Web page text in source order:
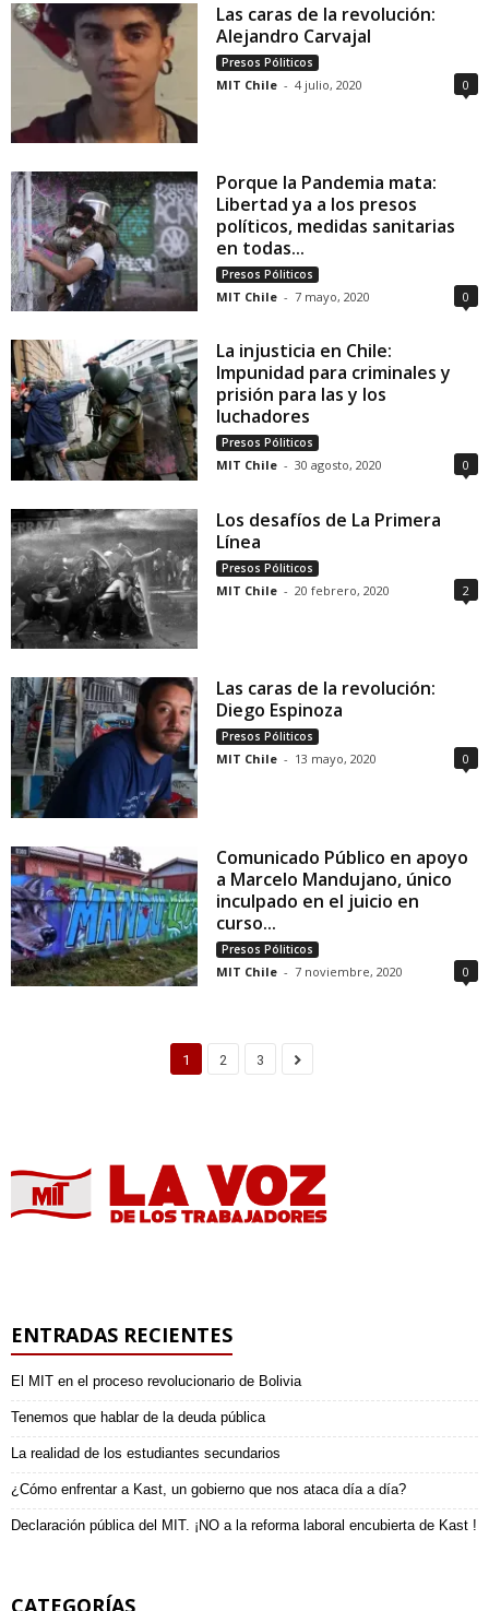
Las caras de la revolución:
Alejandro Carvajal
Presos Póliticos
MIT Chile - 4 julio, 2020 0
Porque la Pandemia mata:
Libertad ya a los presos
políticos, medidas sanitarias
en todas...
Presos Póliticos
MIT Chile - 7 mayo, 2020 0
La injusticia en Chile:
Impunidad para criminales y
prisión para las y los
luchadores
Presos Póliticos
MIT Chile - 30 agosto, 2020 0
Los desafíos de La Primera
Línea
Presos Póliticos
MIT Chile - 20 febrero, 2020 2
Las caras de la revolución:
Diego Espinoza
Presos Póliticos
MIT Chile - 13 mayo, 2020 0
Comunicado Público en apoyo
a Marcelo Mandujano, único
inculpado en el juicio en
curso...
Presos Póliticos
MIT Chile - 7 noviembre, 2020 0
1 2 3
ENTRADAS RECIENTES
El MIT en el proceso revolucionario de Bolivia
Tenemos que hablar de la deuda pública
La realidad de los estudiantes secundarios
¿Cómo enfrentar a Kast, un gobierno que nos ataca día a día?
Declaración pública del MIT. ¡NO a la reforma laboral encubierta de Kast !
CATEGORÍAS